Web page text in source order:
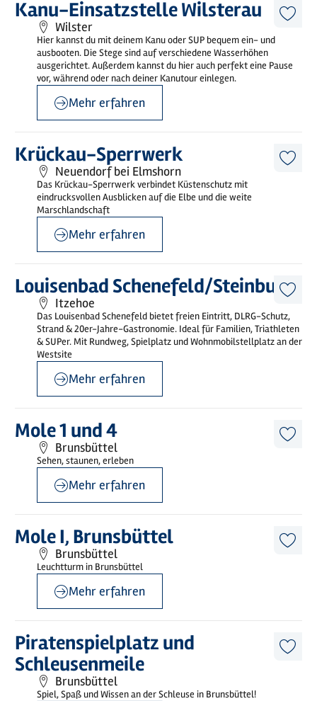
Kanu-Einsatzstelle Wilsterau
Wilster
Hier kannst du mit deinem Kanu oder SUP bequem ein- und
ausbooten. Die Stege sind auf verschiedene Wasserhöhen
ausgerichtet. Außerdem kannst du hier auch perfekt eine Pause
vor, während oder nach deiner Kanutour einlegen.
Mehr
erfahren
Mehr erfahren
Krückau-Sperrwerk
Neuendorf bei Elmshorn
Das Krückau-Sperrwerk verbindet Küstenschutz mit
eindrucksvollen Ausblicken auf die Elbe und die weite
Marschlandschaft
Mehr
erfahren
Mehr erfahren
Louisenbad Schenefeld/Steinburg
Itzehoe
Das Louisenbad Schenefeld bietet freien Eintritt, DLRG-Schutz,
Strand & 20er-Jahre-Gastronomie. Ideal für Familien, Triathleten
& SUPer. Mit Rundweg, Spielplatz und Wohnmobilstellplatz an der
Westsite
Mehr
erfahren
Mehr erfahren
Mole 1 und 4
Brunsbüttel
Sehen, staunen, erleben
Mehr
erfahren
Mehr erfahren
Mole I, Brunsbüttel
Brunsbüttel
Leuchtturm in Brunsbüttel
Mehr
erfahren
Mehr erfahren
Piratenspielplatz und
Schleusenmeile
Brunsbüttel
Spiel, Spaß und Wissen an der Schleuse in Brunsbüttel!
Mehr
erfahren